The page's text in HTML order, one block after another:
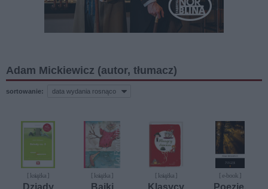
Adam Mickiewicz (autor, tłumacz)
sortowanie:
[ książka ]
Dziady
[ książka ]
Bajki
[ książka ]
Klasycy
[ e-book ]
Poezje.